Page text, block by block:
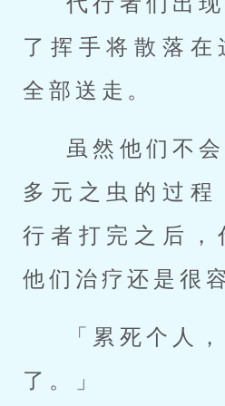
了挥手将散落在
全部送走。
虽然他们不
多元之虫的过程
行者打完之后，
他们治疗还是很
「累死个人
了。」